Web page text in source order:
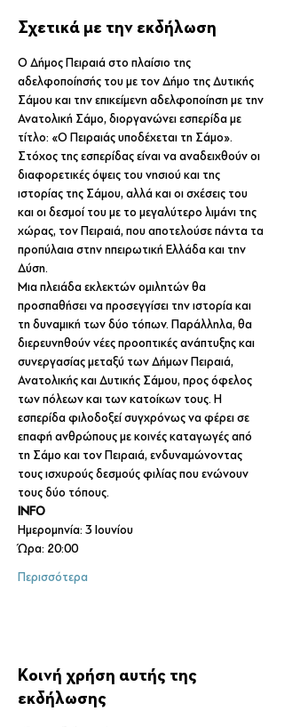
Σχετικά με την εκδήλωση
Ο Δήμος Πειραιά στo πλαίσιο της
αδελφοποίησής του με τον Δήμο της Δυτικής
Σάμου και την επικείμενη αδελφοποίηση με την
Ανατολική Σάμο, διοργανώνει εσπερίδα με
τίτλο: «Ο Πειραιάς υποδέχεται τη Σάμο».
Στόχος της εσπερίδας είναι να αναδειχθούν οι
διαφορετικές όψεις του νησιού και της
ιστορίας της Σάμου, αλλά και οι σχέσεις του
και οι δεσμοί του με το μεγαλύτερο λιμάνι της
χώρας, τον Πειραιά, που αποτελούσε πάντα τα
προπύλαια στην ηπειρωτική Ελλάδα και την
Δύση.
Μια πλειάδα εκλεκτών ομιλητών θα
προσπαθήσει να προσεγγίσει την ιστορία και
τη δυναμική των δύο τόπων. Παράλληλα, θα
διερευνηθούν νέες προοπτικές ανάπτυξης και
συνεργασίας μεταξύ των Δήμων Πειραιά,
Ανατολικής και Δυτικής Σάμου, προς όφελος
των πόλεων και των κατοίκων τους. Η
εσπερίδα φιλοδοξεί συγχρόνως να φέρει σε
επαφή ανθρώπους με κοινές καταγωγές από
τη Σάμο και τον Πειραιά, ενδυναμώνοντας
τους ισχυρούς δεσμούς φιλίας που ενώνουν
τους δύο τόπους.
INFO
Ημερομηνία: 3 Ιουνίου
Ώρα: 20:00
Περισσότερα
Κοινή χρήση αυτής της
εκδήλωσης